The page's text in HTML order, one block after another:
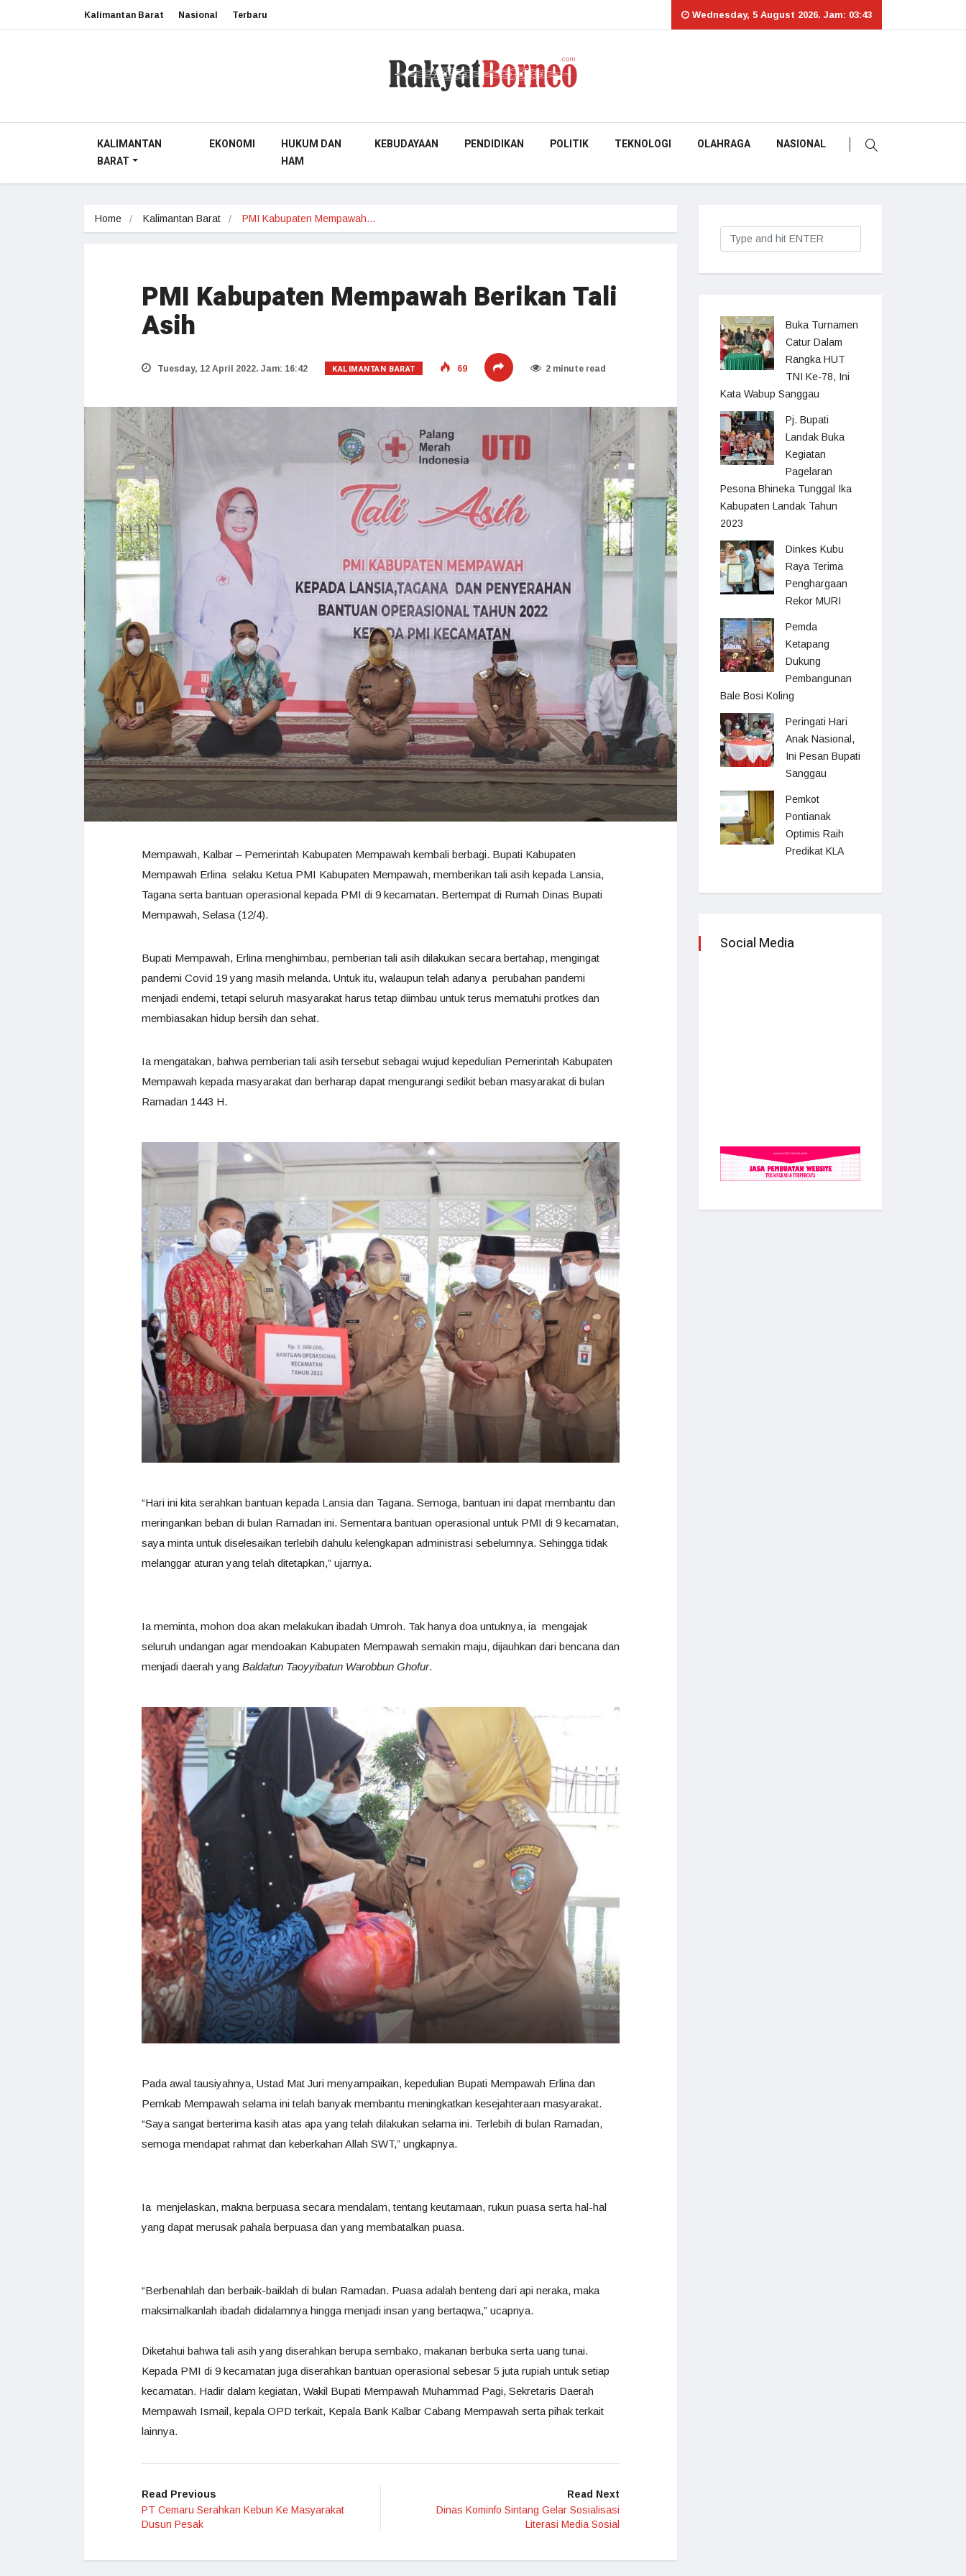
Kalimantan Barat Nasional Terbaru Wednesday, 5 August 2026. Jam: 03:43
KALIMANTAN
BARAT
EKONOMI
HUKUM DAN
HAM
KEBUDAYAAN PENDIDIKAN POLITIK TEKNOLOGI OLAHRAGA NASIONAL
Home Kalimantan Barat PMI Kabupaten Mempawah…
PMI Kabupaten Mempawah Berikan Tali
Asih
Tuesday, 12 April 2022. Jam: 16:42 KALIMANTAN BARAT 69 2 minute read
Mempawah, Kalbar – Pemerintah Kabupaten Mempawah kembali berbagi. Bupati Kabupaten
Mempawah Erlina selaku Ketua PMI Kabupaten Mempawah, memberikan tali asih kepada Lansia,
Tagana serta bantuan operasional kepada PMI di 9 kecamatan. Bertempat di Rumah Dinas Bupati
Mempawah, Selasa (12/4).
Bupati Mempawah, Erlina menghimbau, pemberian tali asih dilakukan secara bertahap, mengingat
pandemi Covid 19 yang masih melanda. Untuk itu, walaupun telah adanya perubahan pandemi
menjadi endemi, tetapi seluruh masyarakat harus tetap diimbau untuk terus mematuhi protkes dan
membiasakan hidup bersih dan sehat.
Ia mengatakan, bahwa pemberian tali asih tersebut sebagai wujud kepedulian Pemerintah Kabupaten
Mempawah kepada masyarakat dan berharap dapat mengurangi sedikit beban masyarakat di bulan
Ramadan 1443 H.
“Hari ini kita serahkan bantuan kepada Lansia dan Tagana. Semoga, bantuan ini dapat membantu dan
meringankan beban di bulan Ramadan ini. Sementara bantuan operasional untuk PMI di 9 kecamatan,
saya minta untuk diselesaikan terlebih dahulu kelengkapan administrasi sebelumnya. Sehingga tidak
melanggar aturan yang telah ditetapkan,” ujarnya.
Ia meminta, mohon doa akan melakukan ibadah Umroh. Tak hanya doa untuknya, ia mengajak
seluruh undangan agar mendoakan Kabupaten Mempawah semakin maju, dijauhkan dari bencana dan
menjadi daerah yang Baldatun Taoyyibatun Warobbun Ghofur.
Pada awal tausiyahnya, Ustad Mat Juri menyampaikan, kepedulian Bupati Mempawah Erlina dan
Pemkab Mempawah selama ini telah banyak membantu meningkatkan kesejahteraan masyarakat.
“Saya sangat berterima kasih atas apa yang telah dilakukan selama ini. Terlebih di bulan Ramadan,
semoga mendapat rahmat dan keberkahan Allah SWT,” ungkapnya.
Ia menjelaskan, makna berpuasa secara mendalam, tentang keutamaan, rukun puasa serta hal-hal
yang dapat merusak pahala berpuasa dan yang membatalkan puasa.
“Berbenahlah dan berbaik-baiklah di bulan Ramadan. Puasa adalah benteng dari api neraka, maka
maksimalkanlah ibadah didalamnya hingga menjadi insan yang bertaqwa,” ucapnya.
Diketahui bahwa tali asih yang diserahkan berupa sembako, makanan berbuka serta uang tunai.
Kepada PMI di 9 kecamatan juga diserahkan bantuan operasional sebesar 5 juta rupiah untuk setiap
kecamatan. Hadir dalam kegiatan, Wakil Bupati Mempawah Muhammad Pagi, Sekretaris Daerah
Mempawah Ismail, kepala OPD terkait, Kepala Bank Kalbar Cabang Mempawah serta pihak terkait
lainnya.
Read Previous
PT Cemaru Serahkan Kebun Ke Masyarakat
Dusun Pesak
Read Next
Dinas Kominfo Sintang Gelar Sosialisasi
Literasi Media Sosial
Buka Turnamen
Catur Dalam
Rangka HUT
TNI Ke-78, Ini
Kata Wabup Sanggau
Pj. Bupati
Landak Buka
Kegiatan
Pagelaran
Pesona Bhineka Tunggal Ika
Kabupaten Landak Tahun
2023
Dinkes Kubu
Raya Terima
Penghargaan
Rekor MURI
Pemda
Ketapang
Dukung
Pembangunan
Bale Bosi Koling
Peringati Hari
Anak Nasional,
Ini Pesan Bupati
Sanggau
Pemkot
Pontianak
Optimis Raih
Predikat KLA
Social Media